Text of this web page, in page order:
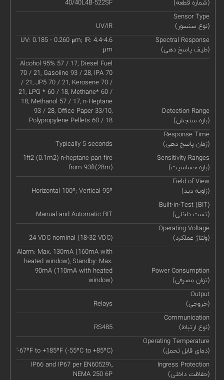
(شماره قطعه)
40/40L4B-522SF
Sensor Type
(نوع سنسور)
UV/IR
Spectral Response
(طیف پاسخ دهی)
UV: 0.185 - 0.260 μm; IR: 4.4-4.6
μm
Detection Range
(بازه سنجش)
Alcohol 95% 57 / 17, Diesel Fuel
70 / 21, Gasoline 93 / 28, IPA 70
/ 21, JP5 70 / 21, Kerosene 70 /
21, LPG * 60 / 18, Methane* 60 /
18, Methanol 57 / 17, n-Heptane
93 / 28, Office Paper 33/10,
Polypropylene Pellets 60 / 18
Response Time
(زمان پاسخ دهی)
Typically 5 seconds
Sensitivity Ranges
(بازه حساسیت)
1ft2 (0.1m2) n-heptane pan fire
from 93ft(28m)
Field of View
(زاویه دید)
Horizontal 100º; Vertical 95º
Built-in-Test (BIT)
(تست داخلی)
Manual and Automatic BIT
Operating Voltage
(ولتاژ عملکرد)
24 VDC nominal (18-32 VDC)
Power Consumption
(توان مصرفی)
Alarm: Max. 130mA (160mA with
heated window), Standby: Max.
90mA (110mA with heated
window)
Output
(خروجی)
Relays
Communication
(نوع ارتباط)
RS485
Operating Temperature
(دمای قابل تحمل)
'-67ºF to +185ºF (-55ºC to +85ºC)
Ingress Protection
(حفاظت داخلی)
IP66 and IP67 per EN60529\,
NEMA 250 6P